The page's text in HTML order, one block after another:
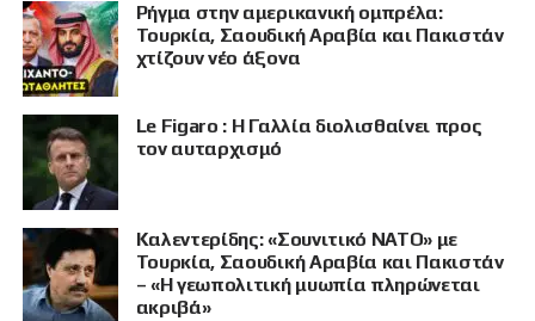
ΠΡΟΒΟΛΗ
Ρήγμα στην αμερικανική ομπρέλα:
Τουρκία, Σαουδική Αραβία και Πακιστάν
χτίζουν νέο άξονα
Le Figaro : Η Γαλλία διολισθαίνει προς
τον αυταρχισμό
Καλεντερίδης: «Σουνιτικό ΝΑΤΟ» με
Τουρκία, Σαουδική Αραβία και Πακιστάν
– «Η γεωπολιτική μυωπία πληρώνεται
ακριβά»